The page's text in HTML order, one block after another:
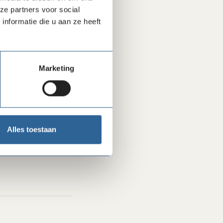
partners voor social
die u aan ze heeft
Marketing
Alles toestaan
steeds vaker
het vermogen
aan om zich
Linden. Rina
(GroenLinks-
doelen in